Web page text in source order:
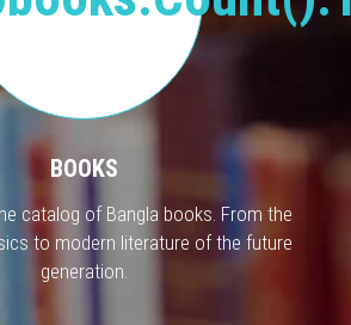
BOOKS
catalog of Bangla books. From the
to modern literature of the future
generation.